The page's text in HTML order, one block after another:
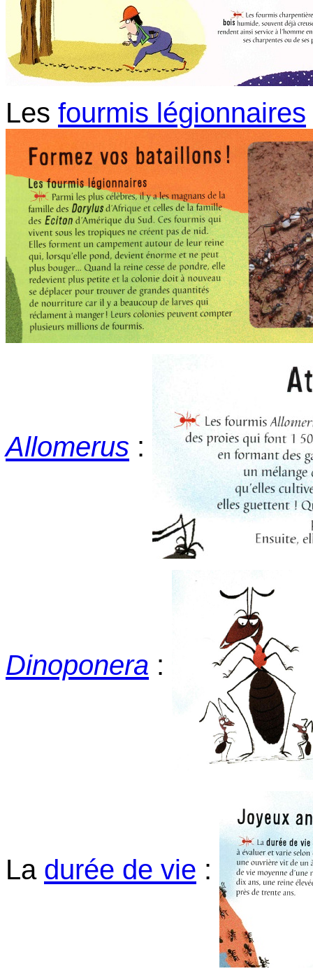
Les fourmis légionnaires
Allomerus :
Dinoponera :
La durée de vie :